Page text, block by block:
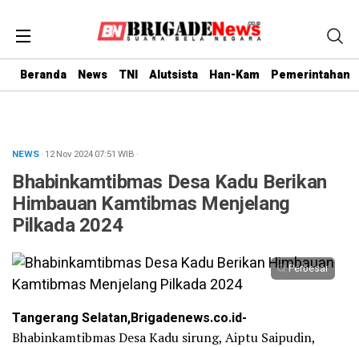
Beranda News TNI Alutsista Han-Kam Pemerintahan
NEWS· 12 Nov 202407:51 WIB ·
Bhabinkamtibmas Desa Kadu Berikan
Himbauan Kamtibmas Menjelang
Pilkada 2024
Perbesar
Tangerang Selatan,Brigadenews.co.id-
Bhabinkamtibmas Desa Kadu sirung, Aiptu Saipudin,